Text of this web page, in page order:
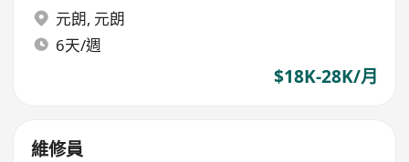
元朗, 元朗
6天/週
$18K-28K/月
維修員